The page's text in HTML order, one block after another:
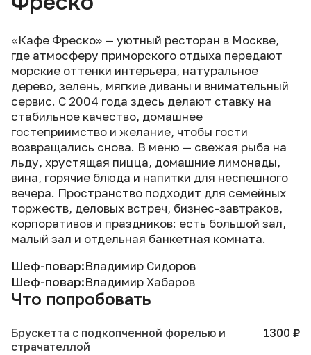
«Кафе Фреско» — уютный ресторан в Москве,
где атмосферу приморского отдыха передают
морские оттенки интерьера, натуральное
дерево, зелень, мягкие диваны и внимательный
сервис. С 2004 года здесь делают ставку на
стабильное качество, домашнее
гостеприимство и желание, чтобы гости
возвращались снова. В меню — свежая рыба на
льду, хрустящая пицца, домашние лимонады,
вина, горячие блюда и напитки для неспешного
вечера. Пространство подходит для семейных
торжеств, деловых встреч, бизнес-завтраков,
корпоративов и праздников: есть большой зал,
малый зал и отдельная банкетная комната.
Шеф-повар:Владимир Сидоров
Шеф-повар:Владимир Хабаров
Что попробовать
Брускетта с подкопченной форелью и
страчателлой
1300 ₽